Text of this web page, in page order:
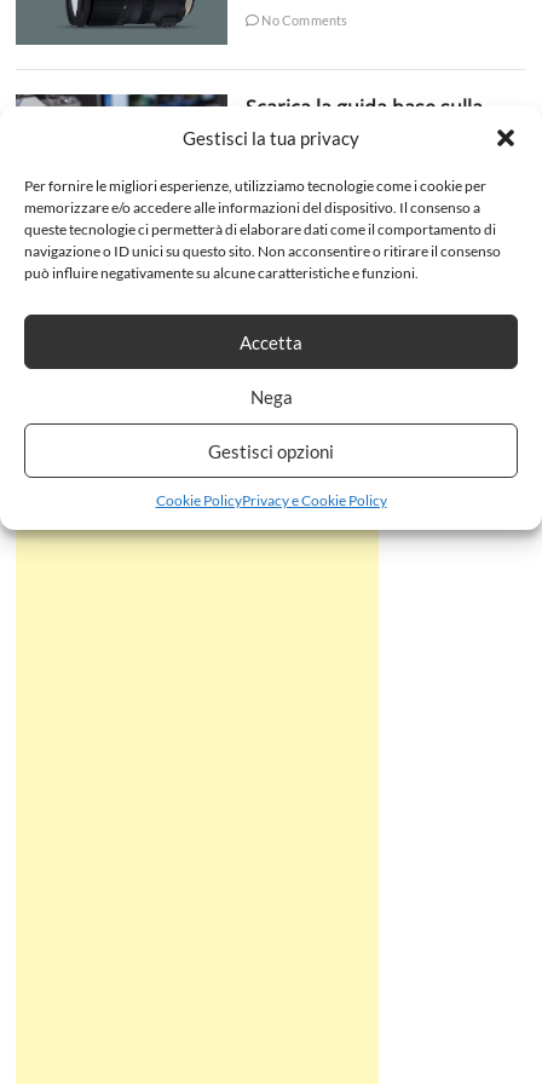
Gestisci la tua privacy
Per fornire le migliori esperienze, utilizziamo tecnologie come i cookie per
memorizzare e/o accedere alle informazioni del dispositivo. Il consenso a
queste tecnologie ci permetterà di elaborare dati come il comportamento di
navigazione o ID unici su questo sito. Non acconsentire o ritirare il consenso
può influire negativamente su alcune caratteristiche e funzioni.
Accetta
Nega
Gestisci opzioni
Cookie PolicyPrivacy e Cookie Policy
No Comments
Scarica la guida base sulla
Fotografia
No Comments